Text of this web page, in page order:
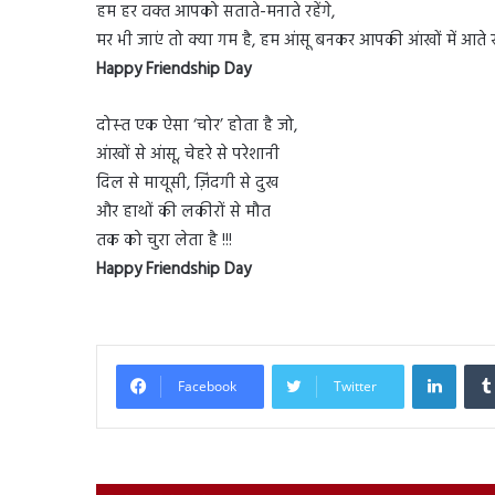
हम हर वक्‍त आपको सताते-मनाते रहेंगे,
मर भी जाएं तो क्‍या गम है, हम आंसू बनकर आपकी आंखों में आते
Happy Friendship Day
दोस्‍त एक ऐसा ‘चोर’ होता है जो,
आंखों से आंसू, चेहरे से परेशानी
दिल से मायूसी, ज़‍िंदगी से दुख
और हाथों की लकीरों से मौत
तक को चुरा लेता है !!!
Happy Friendship Day
Facebook Twitter